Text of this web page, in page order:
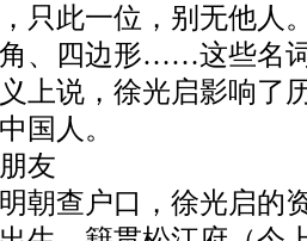
只此一位，别无他人
、四边形……这些名
上说，徐光启影响了
国人。
友
查户口，徐光启的